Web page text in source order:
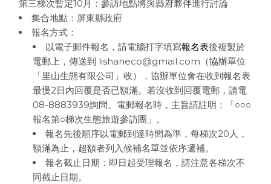
第三梯次暫定10月：參訪地點將與縣府夥伴進行討論
集合地點：屏東縣政府
報名方式：
以電子郵件報名，請電腦打字填寫報名表後複製於
電郵上，傳送到 lishaneco@gmail.com （協辦單位
「里山生態有限公司」收），協辦單位會在收到報名表
最慢2日內回覆是否已額滿。若沒收到回覆電郵，請電
08-8883939詢問。電郵報名時，主旨請註明：「○○○
報名第○梯次生態旅遊參訪團」。
報名先後順序以電郵到達時間為準，每梯次20人，
額滿為止，超額者列入候補名單並依序遞補。
報名截止日期：即日起受理報名，請注意各梯次不
同截止日期。